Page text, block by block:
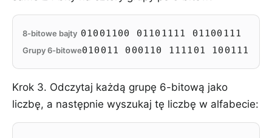
8-bitowe bajty 01001100 01101111 01100111
Grupy 6-bitowe010011 000110 111101 100111
Krok 3. Odczytaj każdą grupę 6-bitową jako
liczbę, a następnie wyszukaj tę liczbę w alfabecie: